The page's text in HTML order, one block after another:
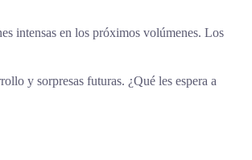
intensas en los próximos volúmenes. Los
y sorpresas futuras. ¿Qué les espera a